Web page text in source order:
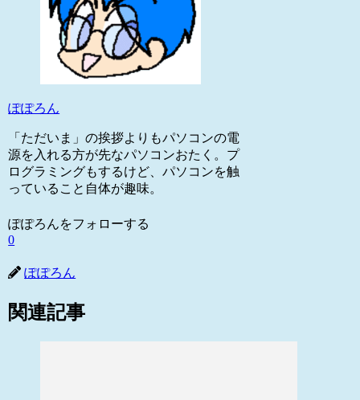
ぽぽろん
「ただいま」の挨拶よりもパソコンの電
源を入れる方が先なパソコンおたく。プ
ログラミングもするけど、パソコンを触
っていること自体が趣味。
ぽぽろんをフォローする
0
ぽぽろん
関連記事